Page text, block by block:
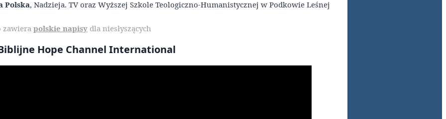
Polska, Nadzieja. TV oraz Wyższej Szkole Teologiczno-Humanistycznej w Podkowie Leśnej
zawiera polskie napisydla niesłyszących
Hope Channel International